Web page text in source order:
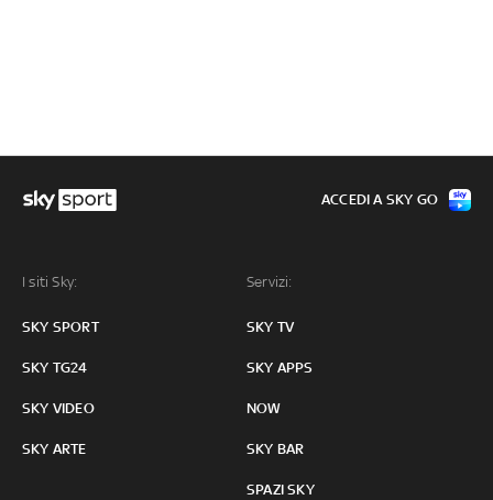
I siti Sky:
SKY SPORT
SKY TG24
SKY VIDEO
SKY ARTE
Servizi:
SKY TV
SKY APPS
NOW
SKY BAR
SPAZI SKY
ACCEDI A SKY GO